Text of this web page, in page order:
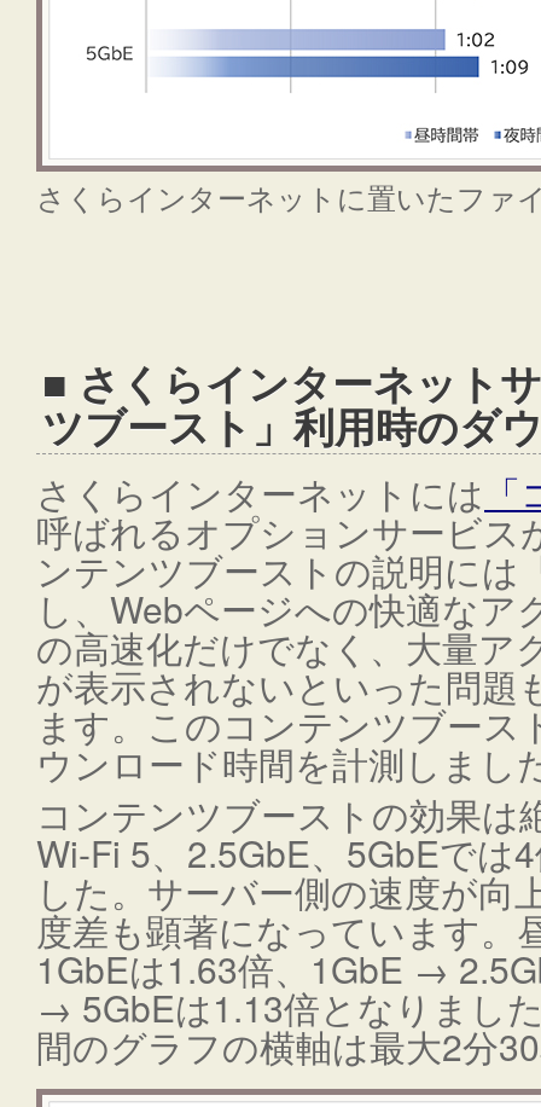
さくらインターネットに置いたファ
■ さくらインターネット
ツブースト」利用時のダ
さくらインターネットには
呼ばれるオプションサービス
ンテンツブーストの説明には
し、Webページへの快適なア
の高速化だけでなく、大量ア
が表示されないといった問題
ます。このコンテンツブー
ウンロード時間を計測しまし
コンテンツブーストの効果は
Wi-Fi 5、2.5GbE、5GbEでは
した。サーバー側の速度が向
度差も顕著になっています
1GbEは1.63倍、1GbE →
→ 5GbEは1.13倍となりまし
間のグラフの横軸は最大2分